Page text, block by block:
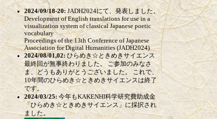
2024/09/18-20: JADH2024にて、発表しました。
Development of English translations for use in a
visualization system of classical Japanese poetic
vocabulary
Proceedings of the 13th Conference of Japanese
Association for Digital Humanities (JADH2024)
2024/08/01,02: ひらめき☆ときめきサイエンス
最終回が無事終わりました。 ご参加のみなさ
ま、どうもありがとうございました。 これで、
10年間のひらめき☆ときめきサイエンスは終了
です。
2024/03/25: 今年もKAKENHI科学研究費助成金
「ひらめき☆ときめきサイエンス」に採択され
ました。